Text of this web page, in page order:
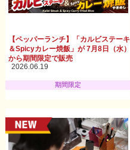
【ペッパーランチ】「カルビステーキ
＆Spicyカレー焼飯」が 7月8日（水）
から期間限定で販売
2026.06.19
期間限定